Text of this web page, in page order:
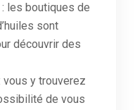
les boutiques de
sont
découvrir des
y trouverez
de vous